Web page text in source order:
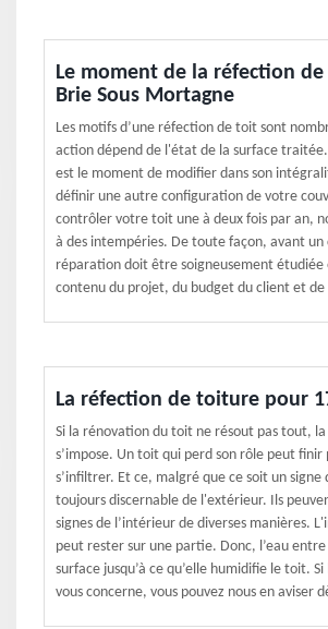
Le moment de la réfection
Brie Sous Mortagne
Les motifs d’une réfection de toit sont
action dépend de l'état de la surface
est le moment de modifier dans son
définir une autre configuration de votre
contrôler votre toit une à deux fois par an,
à des intempéries. De toute façon, avant
réparation doit être soigneusement étudiée
contenu du projet, du budget du client et
La réfection de toiture pour
Si la rénovation du toit ne résout pas tout,
s’impose. Un toit qui perd son rôle peut finir
s’infiltrer. Et ce, malgré que ce soit un signe
toujours discernable de l'extérieur. Ils
signes de l’intérieur de diverses manières.
peut rester sur une partie. Donc, l’eau entre
surface jusqu’à ce qu’elle humidifie le toit. Si
vous concerne, vous pouvez nous en aviser